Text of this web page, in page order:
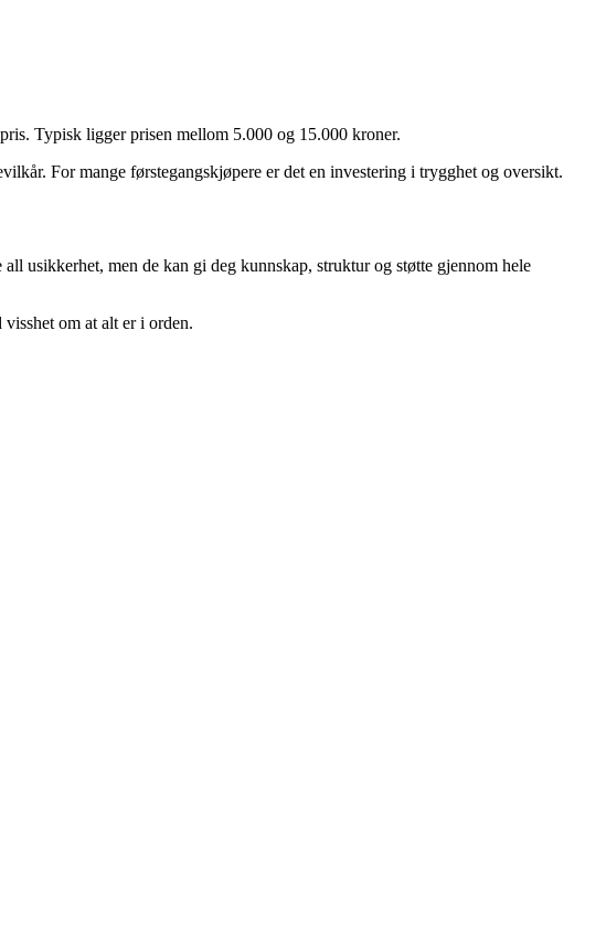
Typisk ligger prisen mellom 5.000 og 15.000 kroner.
For mange førstegangskjøpere er det en investering i trygghet og oversikt.
usikkerhet, men de kan gi deg kunnskap, struktur og støtte gjennom hele
om at alt er i orden.